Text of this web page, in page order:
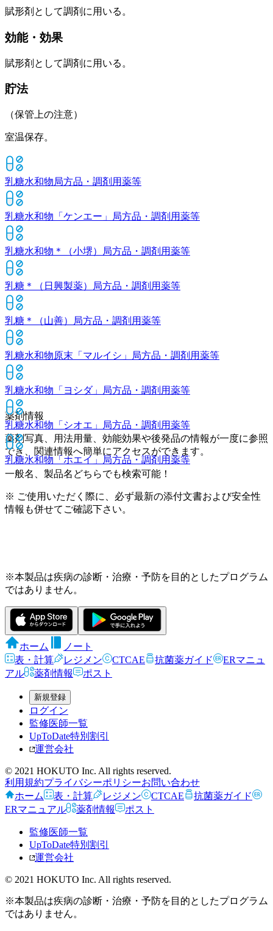
賦形剤として調剤に用いる。
効能・効果
賦形剤として調剤に用いる。
貯法
（保管上の注意）
室温保存。
乳糖水和物局方品・調剤用薬等
乳糖水和物「ケンエー」 局方品・調剤用薬等
乳糖水和物＊（小堺） 局方品・調剤用薬等
乳糖＊（日興製薬） 局方品・調剤用薬等
乳糖＊（山善） 局方品・調剤用薬等
乳糖水和物原末「マルイシ」 局方品・調剤用薬等
乳糖水和物「ヨシダ」 局方品・調剤用薬等
乳糖水和物「シオエ」 局方品・調剤用薬等
乳糖水和物「ホエイ」 局方品・調剤用薬等
薬剤情報
薬剤写真、用法用量、効能効果や後発品の情報が一度に参照
でき、関連情報へ簡単にアクセスができます。
一般名、製品名どちらでも検索可能！
※ ご使用いただく際に、必ず最新の添付文書および安全性
情報も併せてご確認下さい。
※本製品は疾病の診断・治療・予防を目的としたプログラム
ではありません。
ホーム
ノート
表・計算
レジメン CTCAE 抗菌薬ガイド
ERマニュ
アル
薬剤情報 ポスト
新規登録
ログイン
監修医師一覧
UpToDate特別割引
運営会社
© 2021 HOKUTO Inc. All rights reserved.
利用規約プライバシーポリシーお問い合わせ
ホーム
表・計算 レジメン CTCAE
抗菌薬ガイド
ERマニュアル
薬剤情報 ポスト
監修医師一覧
UpToDate特別割引
運営会社
© 2021 HOKUTO Inc. All rights reserved.
※本製品は疾病の診断・治療・予防を目的としたプログラム
ではありません。